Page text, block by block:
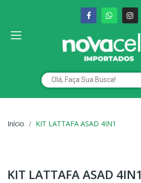
Início KIT LATTAFA ASAD 4IN1
KIT LATTAFA ASAD 4IN1